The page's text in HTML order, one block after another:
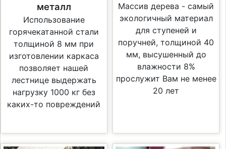
металл
Использование
горячекатанной стали
толщиной 8 мм при
изготовлении каркаса
позволяет нашей
лестнице выдержать
нагрузку 1000 кг без
каких-то повреждений
Массив дерева - самый
экологичный материал
для ступеней и
поручней, толщиной 40
мм, высушенный до
влажности 8%
прослужит Вам не менее
20 лет